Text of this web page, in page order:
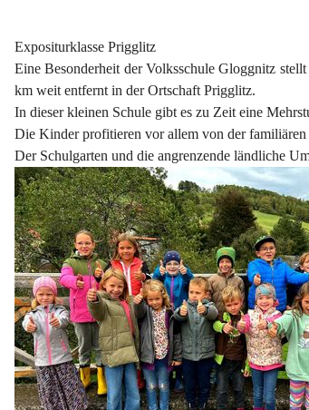
Expositurklasse Prigglitz
Eine Besonderheit der Volksschule Gloggnitz
km weit entfernt in der Ortschaft Prigglitz.
In dieser kleinen Schule gibt es zu Zeit eine
Die Kinder profitieren vor allem von der
Der Schulgarten und die angrenzende ländliche